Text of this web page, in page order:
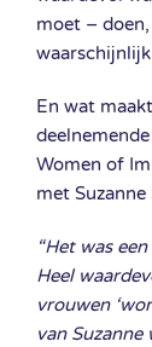
moet –
En wat
Women of
met Suzanne
“Het was
Heel
vrouwen
van